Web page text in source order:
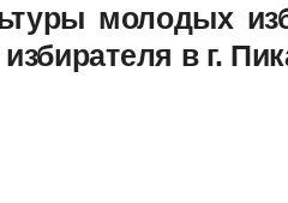
молодых
в г.